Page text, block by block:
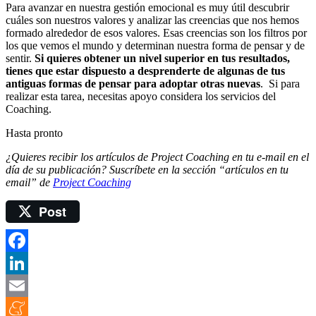
Para avanzar en nuestra gestión emocional es muy útil descubrir
cuáles son nuestros valores y analizar las creencias que nos hemos
formado alrededor de esos valores. Esas creencias son los filtros por
los que vemos el mundo y determinan nuestra forma de pensar y de
sentir. Si quieres obtener un nivel superior en tus resultados,
tienes que estar dispuesto a desprenderte de algunas de tus
antiguas formas de pensar para adoptar otras nuevas. Si para
realizar esta tarea, necesitas apoyo considera los servicios del
Coaching.
Hasta pronto
¿Quieres recibir los artículos de Project Coaching en tu e-mail en el
día de su publicación? Suscríbete en la sección “artículos en tu
email” de Project Coaching
Post
Facebook
LinkedIn
Email